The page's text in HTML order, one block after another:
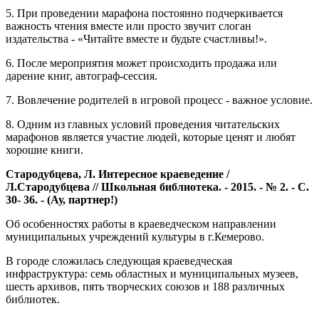
5. При проведении марафона постоянно подчеркивается
важность чтения вместе или просто звучит слоган
издательства - «Читайте вместе и будьте счастливы!».
6. После мероприятия может происходить продажа или
дарение книг, автограф-сессия.
7. Вовлечение родителей в игровой процесс - важное условие.
8. Одним из главных условий проведения читательских
марафонов является участие людей, которые ценят и любят
хорошие книги.
Стародубцева, Л. Интересное краеведение /
Л.Стародубцева // Школьная библиотека. - 2015. - № 2. - С.
30- 36. - (Ау, партнер!)
Об особенностях работы в краеведческом направлении
муниципальных учреждений культуры в г.Кемерово.
В городе сложилась следующая краеведческая
инфраструктура: семь областных и муниципальных музеев,
шесть архивов, пять творческих союзов и 188 различных
библиотек.